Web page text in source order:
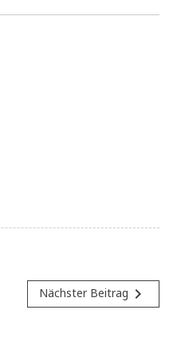
Nächster Beitrag navigate_next